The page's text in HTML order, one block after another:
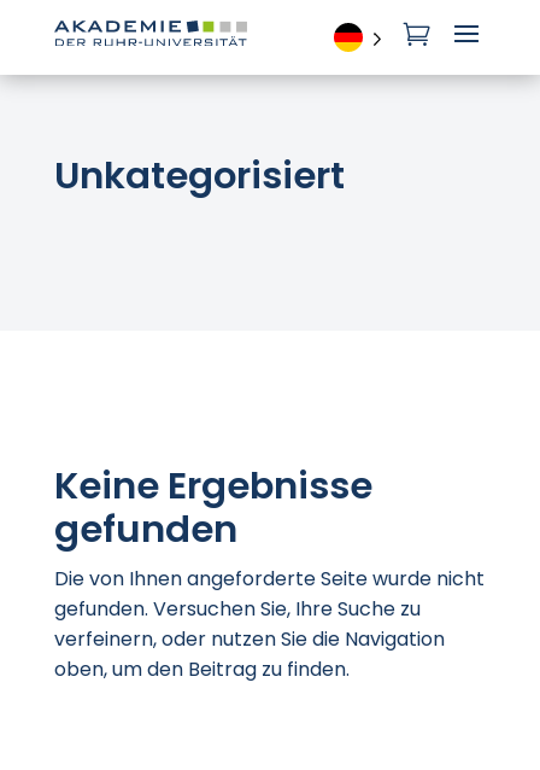

Unkategorisiert
Keine Ergebnisse
gefunden
Die von Ihnen angeforderte Seite wurde nicht
gefunden. Versuchen Sie, Ihre Suche zu
verfeinern, oder nutzen Sie die Navigation
oben, um den Beitrag zu finden.